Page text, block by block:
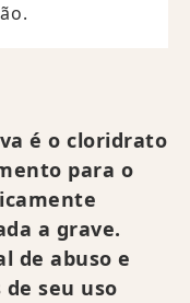
é o cloridrato
para o
a grave.
de abuso e
seu uso